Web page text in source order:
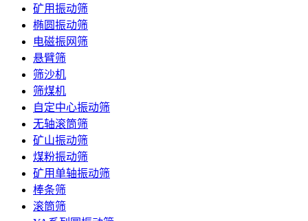
矿用振动筛
椭圆振动筛
电磁振网筛
悬臂筛
筛沙机
筛煤机
自定中心振动筛
无轴滚筒筛
矿山振动筛
煤粉振动筛
矿用单轴振动筛
棒条筛
滚筒筛